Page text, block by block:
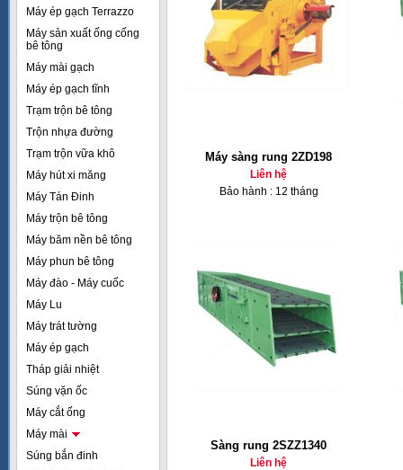
Máy ép gạch Terrazzo
Máy sản xuất ống cống
bê tông
Máy mài gạch
Máy ép gạch tĩnh
Trạm trộn bê tông
Trộn nhựa đường
Trạm trộn vữa khô
Máy hút xi măng
Máy Tán Đinh
Máy trộn bê tông
Máy băm nền bê tông
Máy phun bê tông
Máy đào - Máy cuốc
Máy Lu
Máy trát tường
Máy ép gạch
Tháp giải nhiệt
Súng vặn ốc
Máy cắt ống
Máy mài
Súng bắn đinh
Máy sàng rung 2ZD198
Liên hệ
Bảo hành : 12 tháng
Sàng rung 2SZZ1340
Liên hệ